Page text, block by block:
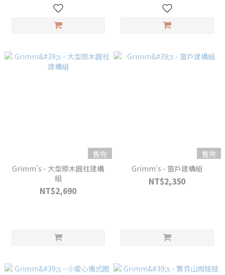
售完
Grimm's - 大型原木圓柱建構
組
NT$2,690
售完
Grimm's - 窗戶建構組
NT$2,350